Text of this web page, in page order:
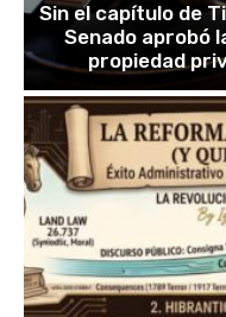
Sin el capítulo de
Senado aprobó
propiedad